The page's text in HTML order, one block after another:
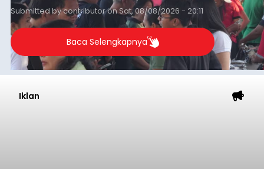
Submitted bycontributoronSat, 08/08/2026 - 20:11
Baca Selengkapnya
Iklan